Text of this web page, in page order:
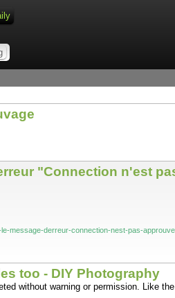
"Connection n'est
message-derreur-connection-nest-pas-
too - DIY Photography
without warning or permission. Like